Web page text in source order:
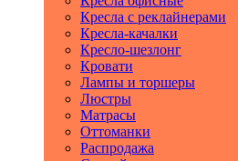
Кресла с реклайнерами
Кресла-качалки
Кресло-шезлонг
Кровати
Лампы и торшеры
Люстры
Матрасы
Оттоманки
Распродажа